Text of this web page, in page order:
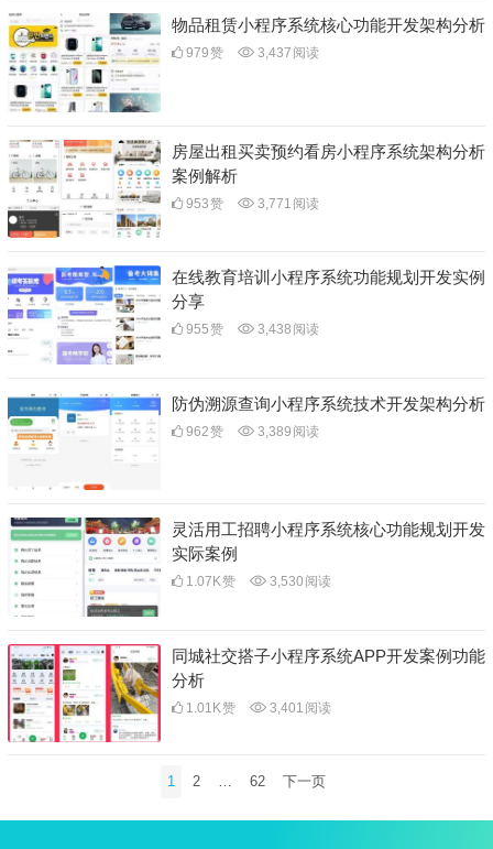
物品租赁小程序系统核心功能开发架构分析
979赞 3,437 阅读
房屋出租买卖预约看房小程序系统架构分析
案例解析
953赞 3,771 阅读
在线教育培训小程序系统功能规划开发实例
分享
955赞 3,438 阅读
防伪溯源查询小程序系统技术开发架构分析
962赞 3,389 阅读
灵活用工招聘小程序系统核心功能规划开发
实际案例
1.07K赞 3,530 阅读
同城社交搭子小程序系统APP开发案例功能
分析
1.01K赞 3,401 阅读
分
1 2 62 下一页